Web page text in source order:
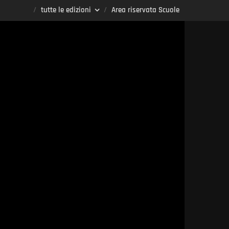
tutte le edizioni Area riservata Scuole